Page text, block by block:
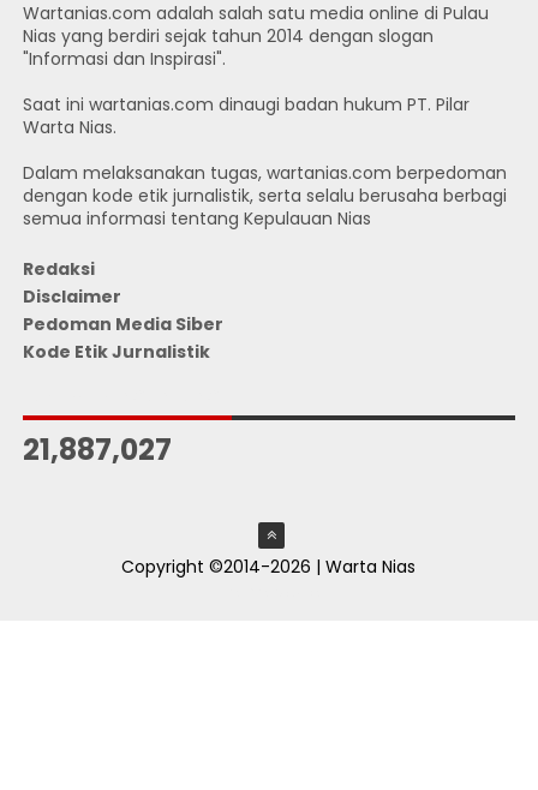
Wartanias.com adalah salah satu media online di Pulau
Nias yang berdiri sejak tahun 2014 dengan slogan
"Informasi dan Inspirasi".
Saat ini wartanias.com dinaugi badan hukum PT. Pilar
Warta Nias.
Dalam melaksanakan tugas, wartanias.com berpedoman
dengan kode etik jurnalistik, serta selalu berusaha berbagi
semua informasi tentang Kepulauan Nias
Redaksi
Disclaimer
Pedoman Media Siber
Kode Etik Jurnalistik
21,887,027
Copyright ©2014-2026 | Warta Nias